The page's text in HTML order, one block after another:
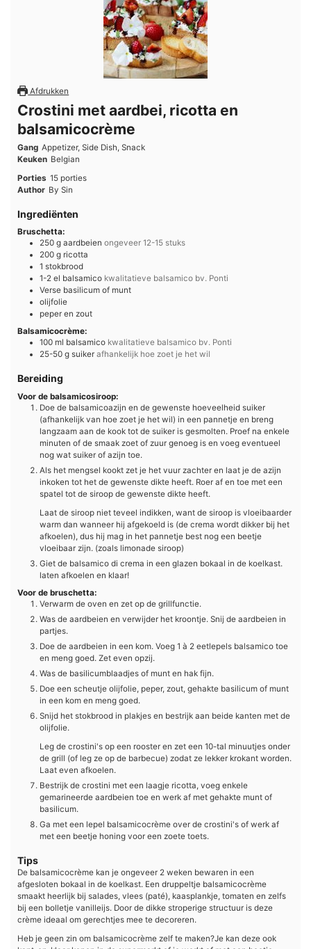
Afdrukken
Crostini met aardbei, ricotta en
balsamicocrème
Gang Appetizer, Side Dish, Snack
Keuken Belgian
Porties 15 porties
Author By Sin
Ingrediënten
Bruschetta:
250 g aardbeien ongeveer 12-15 stuks
200 g ricotta
1 stokbrood
1-2 el balsamico kwalitatieve balsamico bv. Ponti
Verse basilicum of munt
olijfolie
peper en zout
Balsamicocrème:
100 ml balsamico kwalitatieve balsamico bv. Ponti
25-50 g suiker afhankelijk hoe zoet je het wil
Bereiding
Voor de balsamicosiroop:
Doe de balsamicoazijn en de gewenste hoeveelheid suiker
(afhankelijk van hoe zoet je het wil) in een pannetje en breng
langzaam aan de kook tot de suiker is gesmolten. Proef na enkele
minuten of de smaak zoet of zuur genoeg is en voeg eventueel
nog wat suiker of azijn toe.
Als het mengsel kookt zet je het vuur zachter en laat je de azijn
inkoken tot het de gewenste dikte heeft. Roer af en toe met een
spatel tot de siroop de gewenste dikte heeft.
Laat de siroop niet teveel indikken, want de siroop is vloeibaarder
warm dan wanneer hij afgekoeld is (de crema wordt dikker bij het
afkoelen), dus hij mag in het pannetje best nog een beetje
vloeibaar zijn. (zoals limonade siroop)
Giet de balsamico di crema in een glazen bokaal in de koelkast.
laten afkoelen en klaar!
Voor de bruschetta:
Verwarm de oven en zet op de grillfunctie.
Was de aardbeien en verwijder het kroontje. Snij de aardbeien in
partjes.
Doe de aardbeien in een kom. Voeg 1 à 2 eetlepels balsamico toe
en meng goed. Zet even opzij.
Was de basilicumblaadjes of munt en hak fijn.
Doe een scheutje olijfolie, peper, zout, gehakte basilicum of munt
in een kom en meng goed.
Snijd het stokbrood in plakjes en bestrijk aan beide kanten met de
olijfolie.
Leg de crostini's op een rooster en zet een 10-tal minuutjes onder
de grill (of leg ze op de barbecue) zodat ze lekker krokant worden.
Laat even afkoelen.
Bestrijk de crostini met een laagje ricotta, voeg enkele
gemarineerde aardbeien toe en werk af met gehakte munt of
basilicum.
Ga met een lepel balsamicocrème over de crostini's of werk af
met een beetje honing voor een zoete toets.
Tips
De balsamicocrème kan je ongeveer 2 weken bewaren in een
afgesloten bokaal in de koelkast. Een druppeltje balsamicocrème
smaakt heerlijk bij salades, vlees (paté), kaasplankje, tomaten en zelfs
bij een bolletje vanilleijs. Door de dikke stroperige structuur is deze
crème ideaal om gerechtjes mee te decoreren.
Heb je geen zin om balsamicocrème zelf te maken?Je kan deze ook